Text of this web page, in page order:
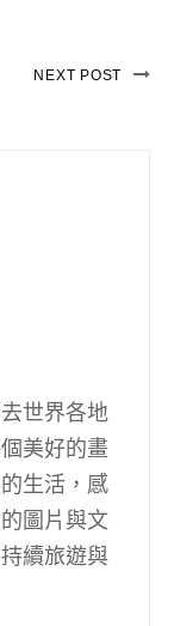
NEXT POST
世界各地
美好的畫
生活，感
圖片與文
續旅遊與